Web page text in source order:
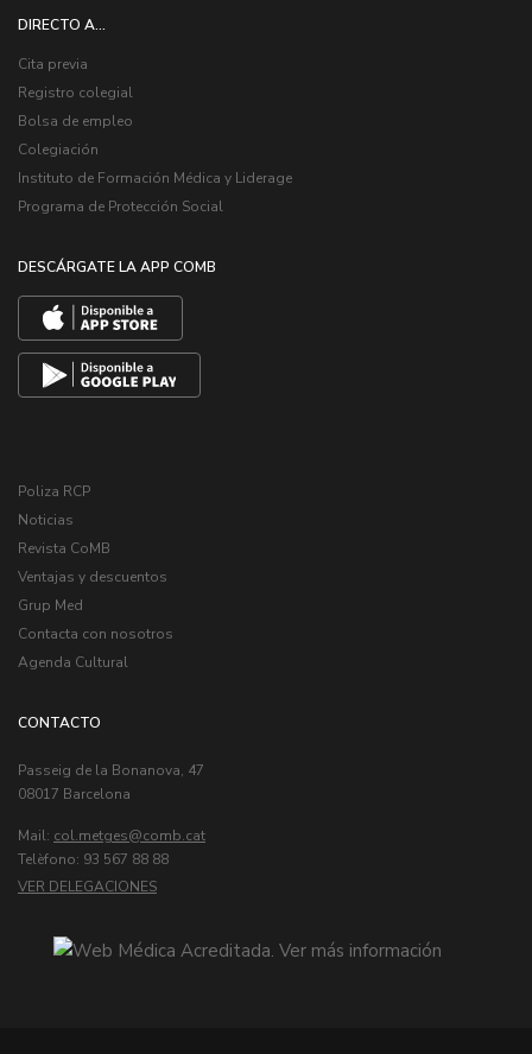
DIRECTO A...
Cita previa
Registro colegial
Bolsa de empleo
Colegiación
Instituto de Formación Médica y Liderage
Programa de Protección Social
DESCÁRGATE LA APP COMB
Poliza RCP
Noticias
Revista CoMB
Ventajas y descuentos
Grup Med
Contacta con nosotros
Agenda Cultural
CONTACTO
Passeig de la Bonanova, 47
08017 Barcelona
Mail: col.metges
Telèfono: 93 567 88 88
VER DELEGACIONES